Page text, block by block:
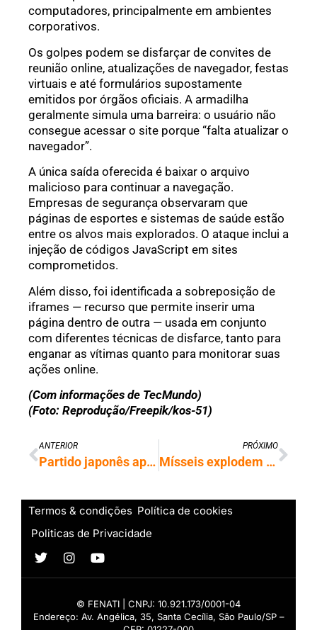
computadores, principalmente em ambientes
corporativos.
Os golpes podem se disfarçar de convites de
reunião online, atualizações de navegador, festas
virtuais e até formulários supostamente
emitidos por órgãos oficiais. A armadilha
geralmente simula uma barreira: o usuário não
consegue acessar o site porque “falta atualizar o
navegador”.
A única saída oferecida é baixar o arquivo
malicioso para continuar a navegação.
Empresas de segurança observaram que
páginas de esportes e sistemas de saúde estão
entre os alvos mais explorados. O ataque inclui a
injeção de códigos JavaScript em sites
comprometidos.
Além disso, foi identificada a sobreposição de
iframes — recurso que permite inserir uma
página dentro de outra — usada em conjunto
com diferentes técnicas de disfarce, tanto para
enganar as vítimas quanto para monitorar suas
ações online.
(Com informações de TecMundo)
(Foto: Reprodução/Freepik/kos-51)
ANTERIOR
Partido japonês aposta em IA para liderar após derrota nas urnas
PRÓXIMO
Mísseis explodem no céu da China e acendem dúvidas sobre presença de OVNIs
Termos & condições Política de cookies
Politicas de Privacidade
© FENATI | CNPJ: 10.921.173/0001-04
Endereço: Av. Angélica, 35, Santa Cecília, São Paulo/SP –